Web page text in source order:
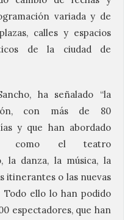
variada y de
calles y espacios
de la ciudad de
ha señalado “la
con más de 80
y que han abordado
como el teatro
la danza, la música, la
itinerantes o las nuevas
Todo ello lo han podido
espectadores, que han